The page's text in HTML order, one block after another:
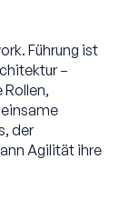
Führung ist
–
der
Agilität ihre